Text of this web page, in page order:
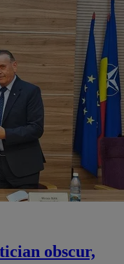
obscur,